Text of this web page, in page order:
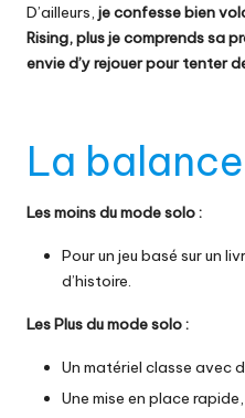
D’ailleurs, je confesse bien
Rising, plus je comprends sa
envie d’y rejouer pour tenter
La balance
Les moins du mode solo :
Pour un jeu basé sur un
d’histoire.
Les Plus du mode solo :
Un matériel classe avec
Une mise en place